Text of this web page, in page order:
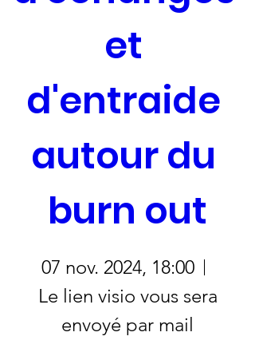
et
d'entraide
autour du
burn out
07 nov. 2024, 18:00
Le lien visio vous sera
envoyé par mail